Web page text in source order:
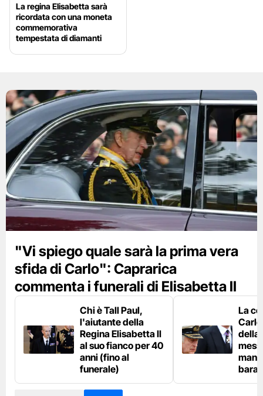
La regina Elisabetta sarà
ricordata con una moneta
commemorativa
tempestata di diamanti
"Vi spiego quale sarà la prima vera
sfida di Carlo": Caprarica
commenta i funerali di Elisabetta II
Chi è Tall Paul,
l'aiutante della
Regina Elisabetta II
al suo fianco per 40
anni (fino al
funerale)
La
della
bara